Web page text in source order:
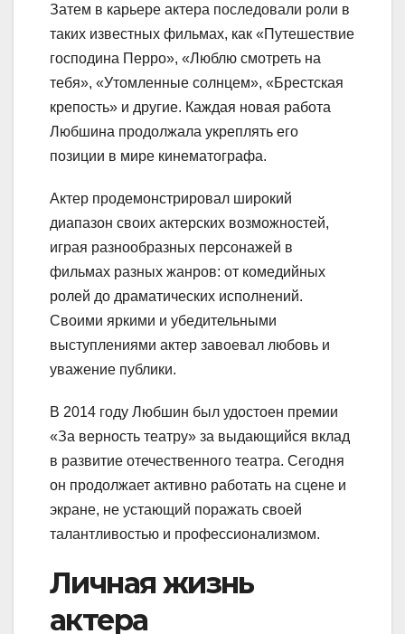
Затем в карьере актера последовали роли в
таких известных фильмах, как «Путешествие
господина Перро», «Люблю смотреть на
тебя», «Утомленные солнцем», «Брестская
крепость» и другие. Каждая новая работа
Любшина продолжала укреплять его
позиции в мире кинематографа.
Актер продемонстрировал широкий
диапазон своих актерских возможностей,
играя разнообразных персонажей в
фильмах разных жанров: от комедийных
ролей до драматических исполнений.
Своими яркими и убедительными
выступлениями актер завоевал любовь и
уважение публики.
В 2014 году Любшин был удостоен премии
«За верность театру» за выдающийся вклад
в развитие отечественного театра. Сегодня
он продолжает активно работать на сцене и
экране, не устающий поражать своей
талантливостью и профессионализмом.
Личная жизнь
актера